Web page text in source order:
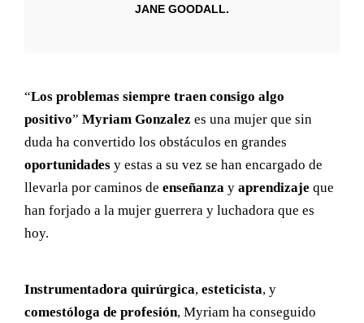
JANE GOODALL.
“Los problemas siempre traen consigo algo
positivo” Myriam Gonzalez es una mujer que sin
duda ha convertido los obstáculos en grandes
oportunidades y estas a su vez se han encargado de
llevarla por caminos de enseñanza y aprendizaje que
han forjado a la mujer guerrera y luchadora que es
hoy.
Instrumentadora quirúrgica, esteticista, y
comestóloga de profesión, Myriam ha conseguido